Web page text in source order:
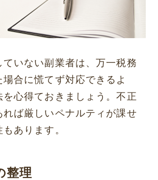
ていない副業者は、万一税務
合に慌てず対応できるよ
を心得ておきましょう。不正
れば厳しいペナルティが課せ
あります。
整理